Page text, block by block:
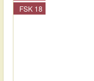
FSK 18